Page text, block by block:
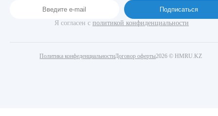
Подписаться
Я согласен с политикой конфиденциальности
Политика конфеденциальности 2026 © HMRU.KZ
Договор оферты